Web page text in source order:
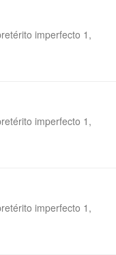
imperfecto 1,
imperfecto 1,
imperfecto 1,